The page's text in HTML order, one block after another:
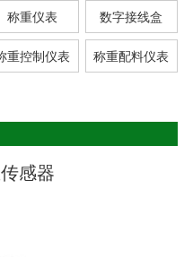
称重仪表 数字接线盒
重控制仪表 称重配料仪表
感器